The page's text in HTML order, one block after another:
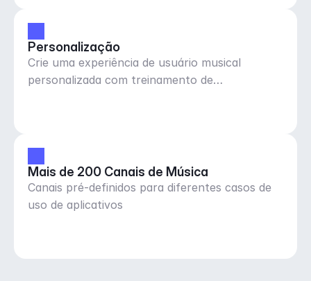
Personalização
Crie uma experiência de usuário musical
personalizada com treinamento de
Mais de 200 Canais de Música
Canais pré-definidos para diferentes casos de
uso de aplicativos